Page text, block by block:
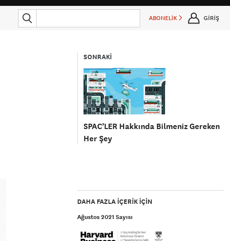
ABONELİK GİRİŞ
SONRAKİ
SPAC’LER Hakkında Bilmeniz Gereken
Her Şey
DAHA FAZLA IÇERIK IÇIN
Ağustos 2021 Sayısı